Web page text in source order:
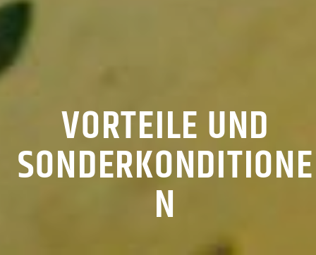
VORTEILE UND
SONDERKONDITIONE
N